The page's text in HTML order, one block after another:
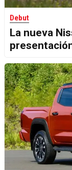
Debut
La nueva